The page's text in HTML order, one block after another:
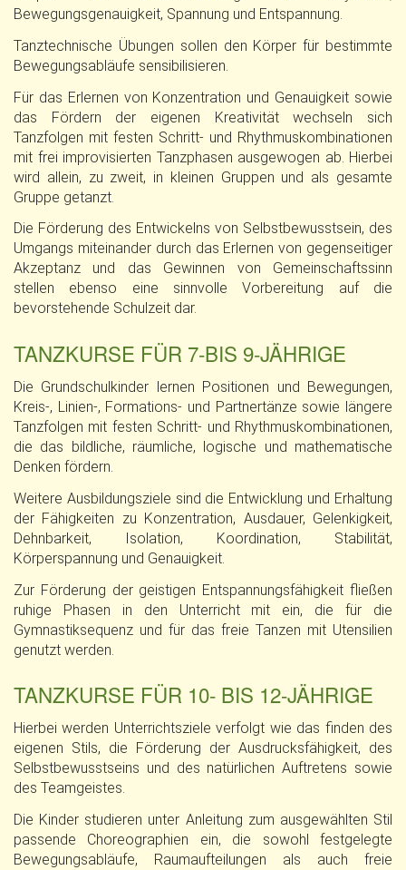
Bewegungsgenauigkeit, Spannung und Entspannung.
Tanztechnische Übungen sollen den Körper für bestimmte
Bewegungsabläufe sensibilisieren.
Für das Erlernen von Konzentration und Genauigkeit sowie
das Fördern der eigenen Kreativität wechseln sich
Tanzfolgen mit festen Schritt- und Rhythmuskombinationen
mit frei improvisierten Tanzphasen ausgewogen ab. Hierbei
wird allein, zu zweit, in kleinen Gruppen und als gesamte
Gruppe getanzt.
Die Förderung des Entwickelns von Selbstbewusstsein, des
Umgangs miteinander durch das Erlernen von gegenseitiger
Akzeptanz und das Gewinnen von Gemeinschaftssinn
stellen ebenso eine sinnvolle Vorbereitung auf die
bevorstehende Schulzeit dar.
TANZKURSE FÜR 7-BIS 9-JÄHRIGE
Die Grundschulkinder lernen Positionen und Bewegungen,
Kreis-, Linien-, Formations- und Partnertänze sowie längere
Tanzfolgen mit festen Schritt- und Rhythmuskombinationen,
die das bildliche, räumliche, logische und mathematische
Denken fördern.
Weitere Ausbildungsziele sind die Entwicklung und Erhaltung
der Fähigkeiten zu Konzentration, Ausdauer, Gelenkigkeit,
Dehnbarkeit, Isolation, Koordination, Stabilität,
Körperspannung und Genauigkeit.
Zur Förderung der geistigen Entspannungsfähigkeit fließen
ruhige Phasen in den Unterricht mit ein, die für die
Gymnastiksequenz und für das freie Tanzen mit Utensilien
genutzt werden.
TANZKURSE FÜR 10- BIS 12-JÄHRIGE
Hierbei werden Unterrichtsziele verfolgt wie das finden des
eigenen Stils, die Förderung der Ausdrucksfähigkeit, des
Selbstbewusstseins und des natürlichen Auftretens sowie
des Teamgeistes.
Die Kinder studieren unter Anleitung zum ausgewählten Stil
passende Choreographien ein, die sowohl festgelegte
Bewegungsabläufe, Raumaufteilungen als auch freie